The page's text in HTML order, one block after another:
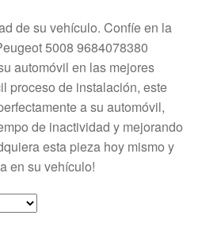
de su vehículo. Confíe en la
5008 9684078380
automóvil en las mejores
proceso de instalación, este
a su automóvil,
de inactividad y mejorando
esta pieza hoy mismo y
en su vehículo!